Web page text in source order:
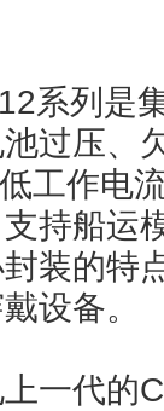
系列是
过压、
工作电
持船运
装的特
设备。
一代的